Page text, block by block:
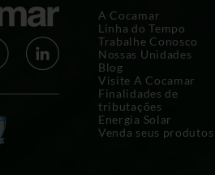
A Cocamar
Linha do Tempo
Trabalhe Conosco
Nossas Unidades
Blog
Visite A Cocamar
Finalidades de
tributações
Energia Solar
Venda seus produtos